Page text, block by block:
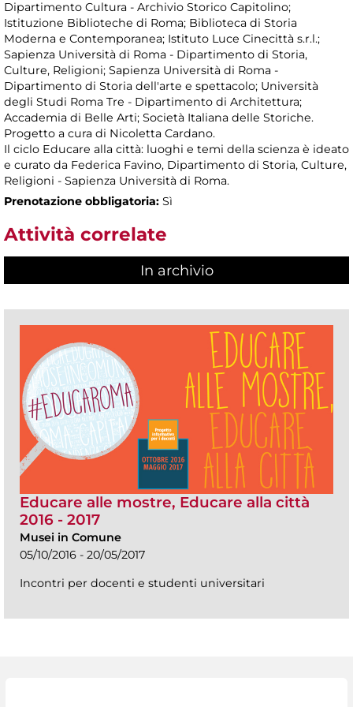
Dipartimento Cultura - Archivio Storico Capitolino;
Istituzione Biblioteche di Roma; Biblioteca di Storia
Moderna e Contemporanea; Istituto Luce Cinecittà s.r.l.;
Sapienza Università di Roma - Dipartimento di Storia,
Culture, Religioni; Sapienza Università di Roma -
Dipartimento di Storia dell'arte e spettacolo; Università
degli Studi Roma Tre - Dipartimento di Architettura;
Accademia di Belle Arti; Società Italiana delle Storiche.
Progetto a cura di Nicoletta Cardano.
Il ciclo Educare alla città: luoghi e temi della scienza è ideato
e curato da Federica Favino, Dipartimento di Storia, Culture,
Religioni - Sapienza Università di Roma.
Prenotazione obbligatoria: Sì
Attività correlate
In archivio
Educare alle mostre, Educare alla città
2016 - 2017
Musei in Comune
05/10/2016 - 20/05/2017
Incontri per docenti e studenti universitari